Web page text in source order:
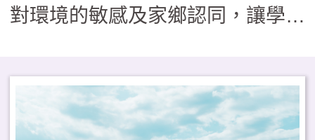
對環境的敏感及家鄉認同，讓學習
核心素養。然而，現階段學校戶外
教育的推動面臨多重挑戰，包括：
缺乏系統化的課程設計、缺少以學